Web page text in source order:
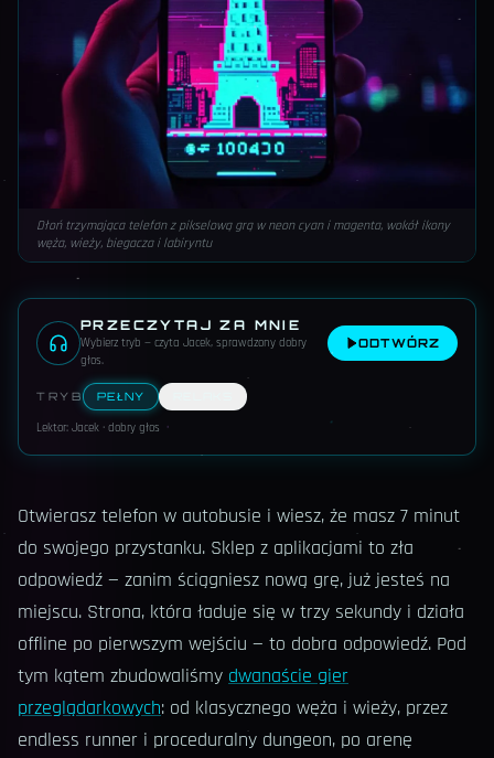
Dłoń trzymająca telefon z pikselową grą w neon cyan i magenta, wokół ikony
węża, wieży, biegacza i labiryntu
PRZECZYTAJ ZA MNIE
Wybierz tryb — czyta Jacek, sprawdzony dobry
głos.
ODTWÓRZ
TRYB PEŁNY
Lektor: Jacek · dobry głos
Otwierasz telefon w autobusie i wiesz, że masz 7 minut
do swojego przystanku. Sklep z aplikacjami to zła
odpowiedź — zanim ściągniesz nową grę, już jesteś na
miejscu. Strona, która ładuje się w trzy sekundy i działa
offline po pierwszym wejściu — to dobra odpowiedź. Pod
tym kątem zbudowaliśmy dwanaście gier
przeglądarkowych: od klasycznego węża i wieży, przez
endless runner i proceduralny dungeon, po arenę